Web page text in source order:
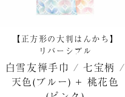
【正方形の大判はんかち】
リバーシブル
白雪友禅手巾 / 七宝柄 /
天色(ブルー) + 桃花色